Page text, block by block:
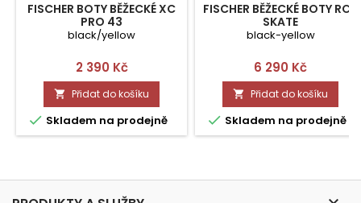
FISCHER BOTY BĚŽECKÉ XC
PRO 43
black/yellow
Cena
2 390 Kč
 Přidat do košíku
 Skladem na prodejně
FISCHER BĚŽECKÉ BOTY RC5
SKATE
black-yellow
Cena
6 290 Kč
 Přidat do košíku
 Skladem na prodejně